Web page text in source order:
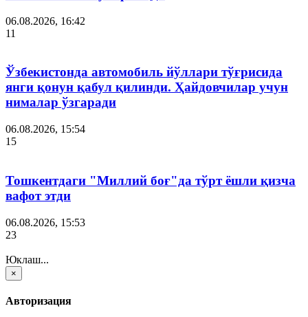
06.08.2026, 16:42
11
Ўзбекистонда автомобиль йўллари тўғрисида
янги қонун қабул қилинди. Ҳайдовчилар учун
нималар ўзгаради
06.08.2026, 15:54
15
Тошкентдаги "Миллий боғ"да тўрт ёшли қизча
вафот этди
06.08.2026, 15:53
23
Юклаш...
×
Авторизация